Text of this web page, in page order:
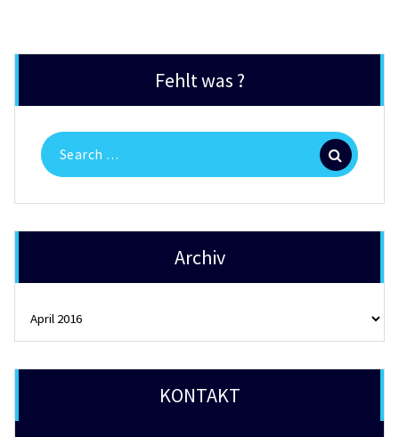
Fehlt was ?
Search
for:
Archiv
KONTAKT